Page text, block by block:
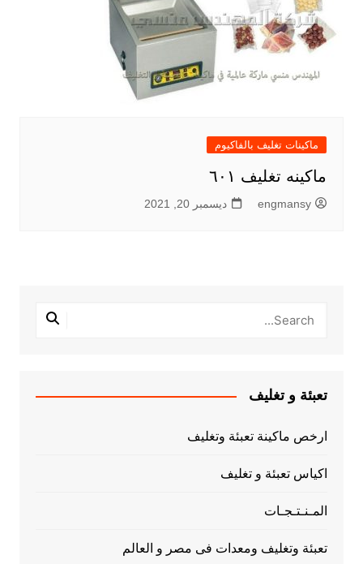
ماكينات تغليف بالفاكيوم
ماكينه تغليف ٦٠١
engmansy ديسمبر 20, 2021
تعبئة و تغليف
ارخص ماكينة تعبئة وتغليف
اكياس تعبئة و تغليف
المـنـتـجـات
تعبئة وتغليف ومعدات فى مصر و العالم